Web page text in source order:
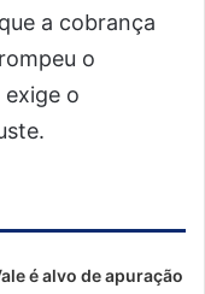
a cobrança
o
o
é alvo de apuração